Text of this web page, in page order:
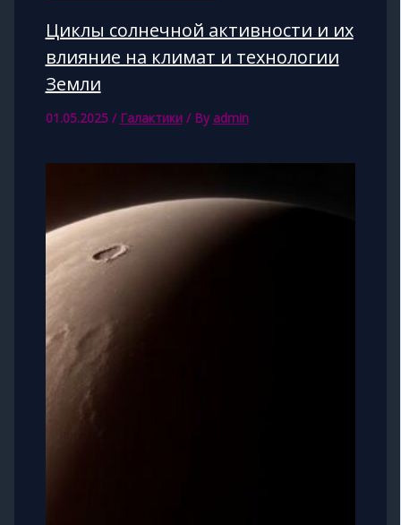
Циклы солнечной активности и их
влияние на климат и технологии
Земли
01.05.2025 / Галактики/ By admin